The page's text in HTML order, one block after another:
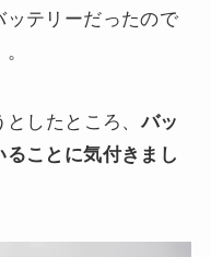
ッテリーだったので
としたところ、バッ
ことに気付きまし